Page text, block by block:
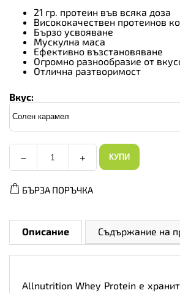
21 гр. протеин във всяка доза
Висококачествен протеинов
Бързо усвояване
Мускулна маса
Ефективно възстановяване
Огромно разнообразие от
Отлична разтворимост
Вкус:
−
Allnutrition
Whey
-
Вкус
Солен
карамел,
2.270kg
+ КУПИ
БЪРЗА ПОРЪЧКА
Описание Съдържание на
Allnutrition Whey Protein е